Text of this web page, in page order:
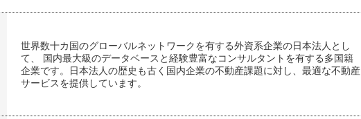
世界数十カ国のグローバルネットワークを有する外資系企業の日本法人とし
て、 国内最大級のデータベースと経験豊富なコンサルタントを有する多国籍
企業です。日本法人の歴史も古く国内企業の不動産課題に対し、最適な不動産
サービスを提供しています。